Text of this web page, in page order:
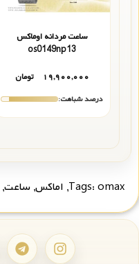
ساعت مردانه اوماکس
os0149np13
۱۹,۹۰۰,۰۰۰
تومان
درصد شباهت:
Tags: omax
, اماکس, ساعت,